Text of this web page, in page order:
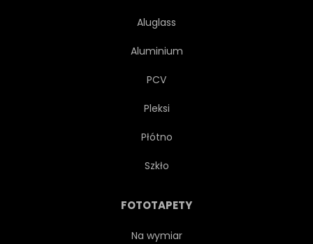
Aluglass
Aluminium
PCV
Pleksi
Płótno
Szkło
FOTOTAPETY
Na wymiar